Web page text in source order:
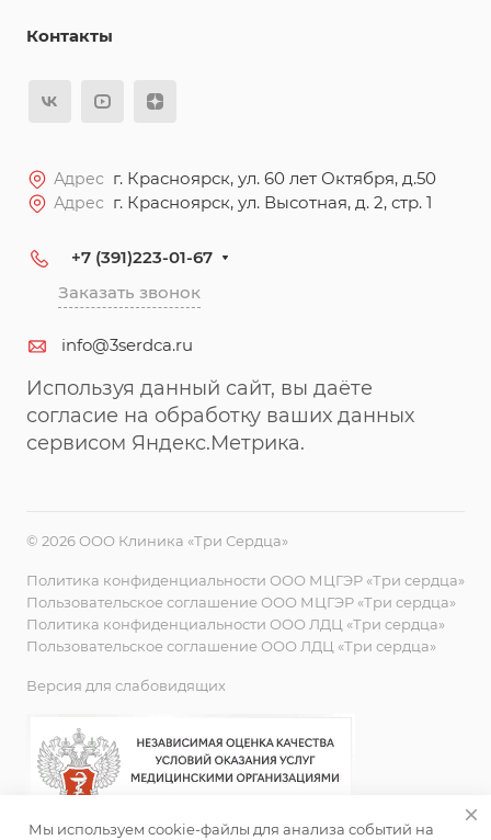
Контакты
Адрес г. Красноярск, ул. 60 лет Октября, д.50
Адрес г. Красноярск, ул. Высотная, д. 2, стр. 1
+7 (391)223-01-67
Заказать звонок
info@3serdca.ru
Используя данный сайт, вы даёте
согласие на обработку ваших данных
сервисом Яндекс.Метрика.
© 2026 ООО Клиника «Три Сердца»
Политика конфиденциальности ООО МЦГЭР «Три сердца»
Пользовательское соглашение ООО МЦГЭР «Три сердца»
Политика конфиденциальности ООО ЛДЦ «Три сердца»
Пользовательское соглашение ООО ЛДЦ «Три сердца»
Версия для слабовидящих
Мы используем cookie-файлы для анализа событий на